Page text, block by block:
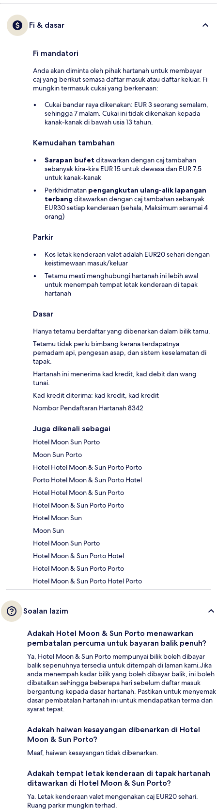
Fi & dasar
Fi mandatori
Anda akan diminta oleh pihak hartanah untuk membayar
caj yang berikut semasa daftar masuk atau daftar keluar. Fi
mungkin termasuk cukai yang berkenaan:
Cukai bandar raya dikenakan: EUR 3 seorang semalam,
sehingga 7 malam. Cukai ini tidak dikenakan kepada
kanak-kanak di bawah usia 13 tahun.
Kemudahan tambahan
Sarapan bufet ditawarkan dengan caj tambahan
sebanyak kira-kira EUR 15 untuk dewasa dan EUR 7.5
untuk kanak-kanak
Perkhidmatan pengangkutan ulang-alik lapangan
terbang ditawarkan dengan caj tambahan sebanyak
EUR30 setiap kenderaan (sehala, Maksimum seramai 4
orang)
Parkir
Kos letak kenderaan valet adalah EUR20 sehari dengan
keistimewaan masuk/keluar
Tetamu mesti menghubungi hartanah ini lebih awal
untuk menempah tempat letak kenderaan di tapak
hartanah
Dasar
Hanya tetamu berdaftar yang dibenarkan dalam bilik tamu.
Tetamu tidak perlu bimbang kerana terdapatnya
pemadam api, pengesan asap, dan sistem keselamatan di
tapak.
Hartanah ini menerima kad kredit, kad debit dan wang
tunai.
Kad kredit diterima: kad kredit, kad kredit
Nombor Pendaftaran Hartanah 8342
Juga dikenali sebagai
Hotel Moon Sun Porto
Moon Sun Porto
Hotel Hotel Moon & Sun Porto Porto
Porto Hotel Moon & Sun Porto Hotel
Hotel Hotel Moon & Sun Porto
Hotel Moon & Sun Porto Porto
Hotel Moon Sun
Moon Sun
Hotel Moon Sun Porto
Hotel Moon & Sun Porto Hotel
Hotel Moon & Sun Porto Porto
Hotel Moon & Sun Porto Hotel Porto
Soalan lazim
Adakah Hotel Moon & Sun Porto menawarkan
pembatalan percuma untuk bayaran balik penuh?
Ya, Hotel Moon & Sun Porto mempunyai bilik boleh dibayar
balik sepenuhnya tersedia untuk ditempah di laman kami.Jika
anda menempah kadar bilik yang boleh dibayar balik, ini boleh
dibatalkan sehingga beberapa hari sebelum daftar masuk
bergantung kepada dasar hartanah. Pastikan untuk menyemak
dasar pembatalan hartanah ini untuk mendapatkan terma dan
syarat tepat.
Adakah haiwan kesayangan dibenarkan di Hotel
Moon & Sun Porto?
Maaf, haiwan kesayangan tidak dibenarkan.
Adakah tempat letak kenderaan di tapak hartanah
ditawarkan di Hotel Moon & Sun Porto?
Ya. Letak kenderaan valet mengenakan caj EUR20 sehari.
Ruang parkir mungkin terhad.